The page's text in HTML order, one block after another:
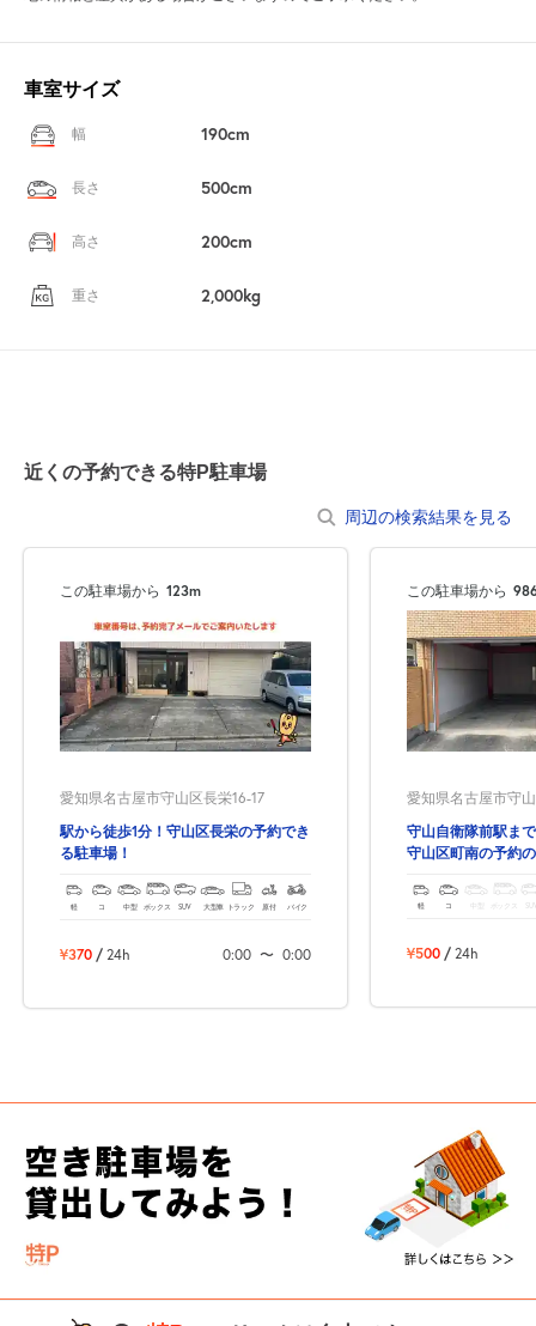
車室サイズ
幅 190cm
長さ 500cm
高さ 200cm
重さ 2,000kg
近くの予約できる特P駐車場
周辺の検索結果を見る
この駐車場から 123m
愛知県名古屋市守山区長栄16-17
駅から徒歩1分！守山区長栄の予約でき
る駐車場！
軽 コ 中型 ボックス SUV 大型車 トラック 原付 バイク
¥370 / 24h 0:00 〜 0:00
この駐車場から
愛知県名古屋市守
守山自衛隊前駅ま
守山区町南の予約
軽 コ ボックス
¥500 / 24h